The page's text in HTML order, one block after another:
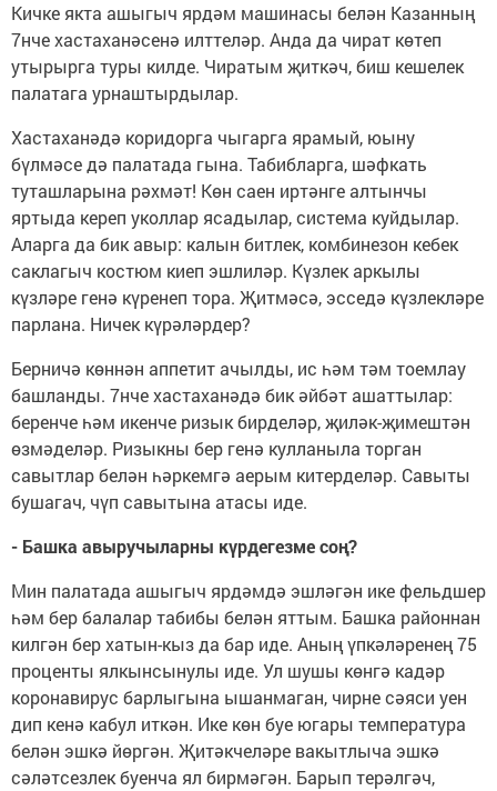
Кичке якта ашыгыч ярдәм машинасы белән Казанның
7нче хастаханәсенә илттеләр. Анда да чират көтеп
утырырга туры килде. Чиратым җиткәч, биш кешелек
палатага урнаштырдылар.
Хастаханәдә коридорга чыгарга ярамый, юыну
бүлмәсе дә палатада гына. Табибларга, шәфкать
туташларына рәхмәт! Көн саен иртәнге алтынчы
яртыда кереп уколлар ясадылар, система куйдылар.
Аларга да бик авыр: калын битлек, комбинезон кебек
саклагыч костюм киеп эшлиләр. Күзлек аркылы
күзләре генә күренеп тора. Җитмәсә, эсседә күзлекләре
парлана. Ничек күрәләрдер?
Берничә көннән аппетит ачылды, ис һәм тәм тоемлау
башланды. 7нче хастаханәдә бик әйбәт ашаттылар:
беренче һәм икенче ризык бирделәр, җиләк-җимештән
өзмәделәр. Ризыкны бер генә кулланыла торган
савытлар белән һәркемгә аерым китерделәр. Савыты
бушагач, чүп савытына атасы иде.
- Башка авыручыларны күрдегезме соң?
Мин палатада ашыгыч ярдәмдә эшләгән ике фельдшер
һәм бер балалар табибы белән яттым. Башка районнан
килгән бер хатын-кыз да бар иде. Аның үпкәләренең 75
проценты ялкынсынулы иде. Ул шушы көнгә кадәр
коронавирус барлыгына ышанмаган, чирне сәяси уен
дип кенә кабул иткән. Ике көн буе югары температура
белән эшкә йөргән. Җитәкчеләре вакытлыча эшкә
сәләтсезлек буенча ял бирмәгән. Барып терәлгәч,